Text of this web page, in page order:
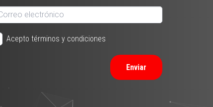
Acepto términos y condiciones
Enviar